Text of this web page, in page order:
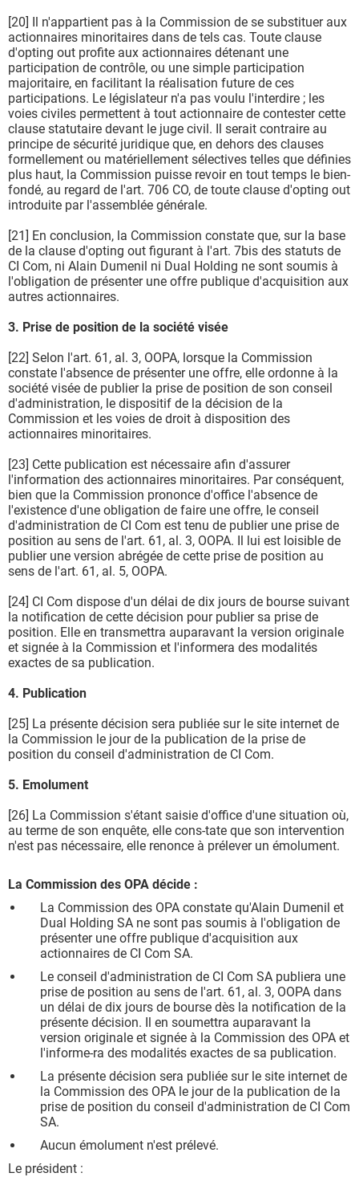
[20] Il n'appartient pas à la Commission de se substituer aux
actionnaires minoritaires dans de tels cas. Toute clause
d'opting out profite aux actionnaires détenant une
participation de contrôle, ou une simple participation
majoritaire, en facilitant la réalisation future de ces
participations. Le législateur n'a pas voulu l'interdire ; les
voies civiles permettent à tout actionnaire de contester cette
clause statutaire devant le juge civil. Il serait contraire au
principe de sécurité juridique que, en dehors des clauses
formellement ou matériellement sélectives telles que définies
plus haut, la Commission puisse revoir en tout temps le bien-
fondé, au regard de l'art. 706 CO, de toute clause d'opting out
introduite par l'assemblée générale.
[21] En conclusion, la Commission constate que, sur la base
de la clause d'opting out figurant à l'art. 7bis des statuts de
CI Com, ni Alain Dumenil ni Dual Holding ne sont soumis à
l'obligation de présenter une offre publique d'acquisition aux
autres actionnaires.
3. Prise de position de la société visée
[22] Selon l'art. 61, al. 3, OOPA, lorsque la Commission
constate l'absence de présenter une offre, elle ordonne à la
société visée de publier la prise de position de son conseil
d'administration, le dispositif de la décision de la
Commission et les voies de droit à disposition des
actionnaires minoritaires.
[23] Cette publication est nécessaire afin d'assurer
l'information des actionnaires minoritaires. Par conséquent,
bien que la Commission prononce d'office l'absence de
l'existence d'une obligation de faire une offre, le conseil
d'administration de CI Com est tenu de publier une prise de
position au sens de l'art. 61, al. 3, OOPA. Il lui est loisible de
publier une version abrégée de cette prise de position au
sens de l'art. 61, al. 5, OOPA.
[24] CI Com dispose d'un délai de dix jours de bourse suivant
la notification de cette décision pour publier sa prise de
position. Elle en transmettra auparavant la version originale
et signée à la Commission et l'informera des modalités
exactes de sa publication.
4. Publication
[25] La présente décision sera publiée sur le site internet de
la Commission le jour de la publication de la prise de
position du conseil d'administration de CI Com.
5. Emolument
[26] La Commission s'étant saisie d'office d'une situation où,
au terme de son enquête, elle cons-tate que son intervention
n'est pas nécessaire, elle renonce à prélever un émolument.
La Commission des OPA décide :
La Commission des OPA constate qu'Alain Dumenil et
Dual Holding SA ne sont pas soumis à l'obligation de
présenter une offre publique d'acquisition aux
actionnaires de CI Com SA.
Le conseil d'administration de CI Com SA publiera une
prise de position au sens de l'art. 61, al. 3, OOPA dans
un délai de dix jours de bourse dès la notification de la
présente décision. Il en soumettra auparavant la
version originale et signée à la Commission des OPA et
l'informe-ra des modalités exactes de sa publication.
La présente décision sera publiée sur le site internet de
la Commission des OPA le jour de la publication de la
prise de position du conseil d'administration de CI Com
SA.
Aucun émolument n'est prélevé.
Le président :